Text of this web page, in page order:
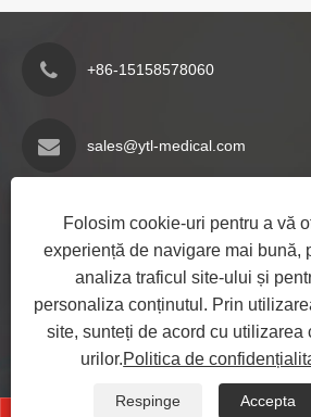
+86-15158578060
sales@ytl-medical.com
Zona industrială Jiangzhai,
Yueqing, provincia Zhejiang,
Copyright © 2024 Yueqing Yuantianli
drepturile rezervate.Links |
Folosim cookie-uri pentru a vă
experiență de navigare mai bună,
analiza traficul site-ului și
personaliza conținutul. Prin
site, sunteți de acord cu utilizarea
urilor.Politica de
Respinge Accepta